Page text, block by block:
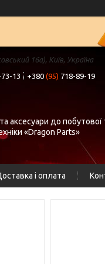
16а), Київ, Україна
13 +380 (95) 718-89-19
аксесуари до побутової
«Dragon Parts»
і оплата